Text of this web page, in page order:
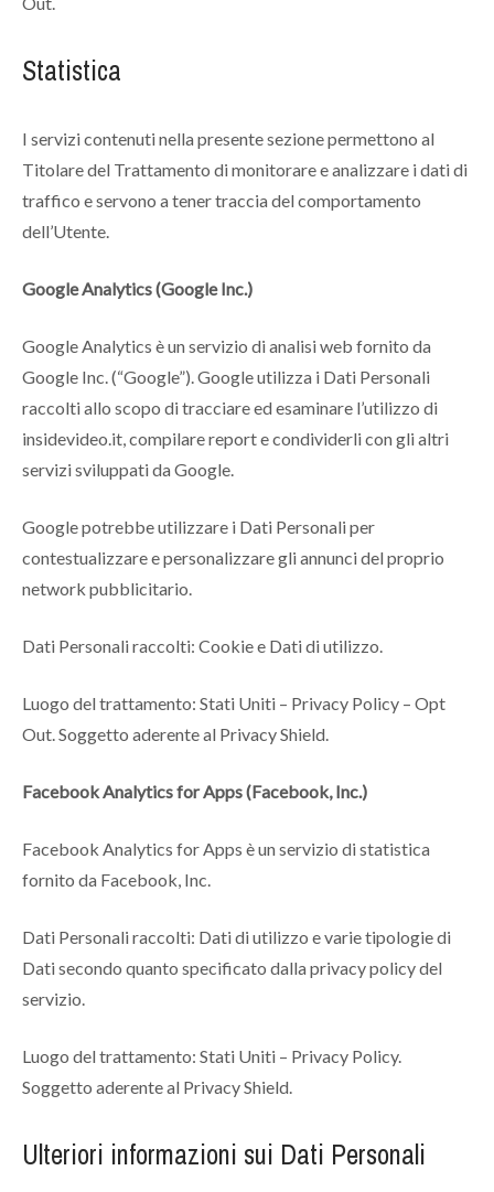
Statistica
I servizi contenuti nella presente sezione permettono al
Titolare del Trattamento di monitorare e analizzare i dati di
traffico e servono a tener traccia del comportamento
dell’Utente.
Google Analytics (Google Inc.)
Google Analytics è un servizio di analisi web fornito da
Google Inc. (“Google”). Google utilizza i Dati Personali
raccolti allo scopo di tracciare ed esaminare l’utilizzo di
insidevideo.it, compilare report e condividerli con gli altri
servizi sviluppati da Google.
Google potrebbe utilizzare i Dati Personali per
contestualizzare e personalizzare gli annunci del proprio
network pubblicitario.
Dati Personali raccolti: Cookie e Dati di utilizzo.
Luogo del trattamento: Stati Uniti – Privacy Policy – Opt
Out. Soggetto aderente al Privacy Shield.
Facebook Analytics for Apps (Facebook, Inc.)
Facebook Analytics for Apps è un servizio di statistica
fornito da Facebook, Inc.
Dati Personali raccolti: Dati di utilizzo e varie tipologie di
Dati secondo quanto specificato dalla privacy policy del
servizio.
Luogo del trattamento: Stati Uniti – Privacy Policy.
Soggetto aderente al Privacy Shield.
Ulteriori informazioni sui Dati Personali